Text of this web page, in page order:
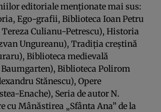
editoriale menţionate mai sus:
Ego-grafii, Biblioteca Ioan Petru
Culianu-Petrescu), Historia
Ungureanu), Tradiţia creştină
Biblioteca medievală
Biblioteca Polirom
Stănescu), Opere
Enache), Seria de autor N.
cu Mânăstirea „Sfânta Ana” de la